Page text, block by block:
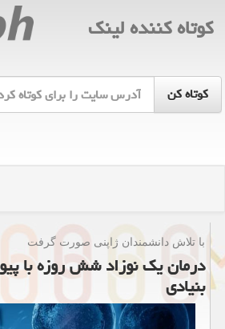
كوتاه كننده لینك
با تلاش دانشمندان ژاپنی صورت گرفت
درمان یك نوزاد شش روزه با
بنیادی